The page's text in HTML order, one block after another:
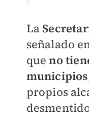
La
señalado
que no
municipios
propios